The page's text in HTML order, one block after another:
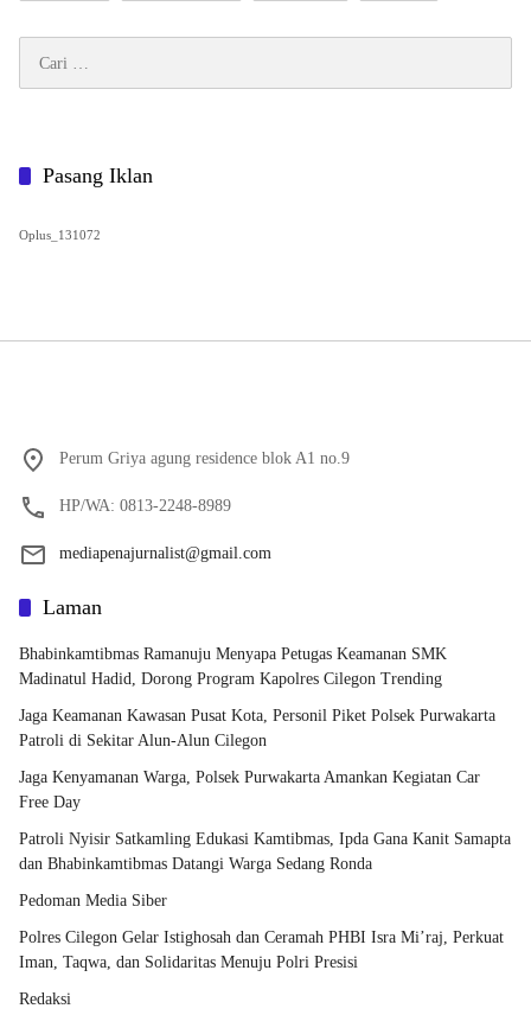
untuk:
Pasang Iklan
Oplus_131072
Perum Griya agung residence blok A1 no.9
HP/WA: 0813-2248-8989
mediapenajurnalist@gmail.com
Laman
Bhabinkamtibmas Ramanuju Menyapa Petugas Keamanan SMK
Madinatul Hadid, Dorong Program Kapolres Cilegon Trending
Jaga Keamanan Kawasan Pusat Kota, Personil Piket Polsek Purwakarta
Patroli di Sekitar Alun-Alun Cilegon
Jaga Kenyamanan Warga, Polsek Purwakarta Amankan Kegiatan Car
Free Day
Patroli Nyisir Satkamling Edukasi Kamtibmas, Ipda Gana Kanit Samapta
dan Bhabinkamtibmas Datangi Warga Sedang Ronda
Pedoman Media Siber
Polres Cilegon Gelar Istighosah dan Ceramah PHBI Isra Mi’raj, Perkuat
Iman, Taqwa, dan Solidaritas Menuju Polri Presisi
Redaksi